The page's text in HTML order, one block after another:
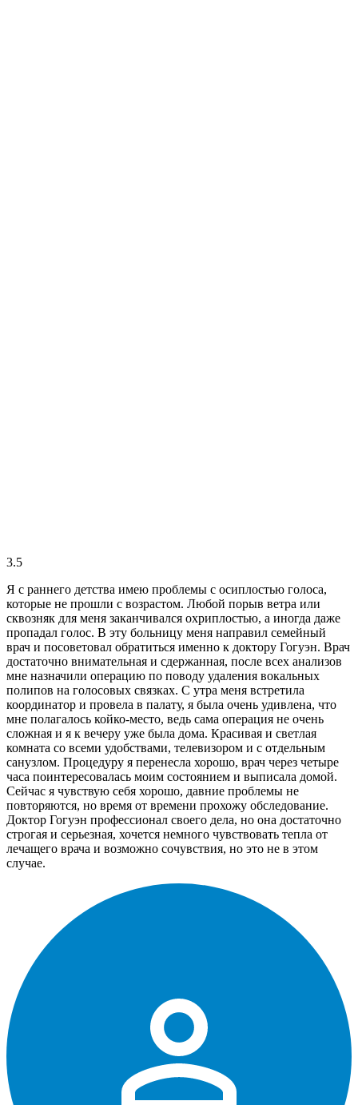
3.5
Я с раннего детства имею проблемы с осиплостью голоса,
которые не прошли с возрастом. Любой порыв ветра или
сквозняк для меня заканчивался охриплостью, а иногда даже
пропадал голос. В эту больницу меня направил семейный
врач и посоветовал обратиться именно к доктору Гогуэн. Врач
достаточно внимательная и сдержанная, после всех анализов
мне назначили операцию по поводу удаления вокальных
полипов на голосовых связках. С утра меня встретила
координатор и провела в палату, я была очень удивлена, что
мне полагалось койко-место, ведь сама операция не очень
сложная и я к вечеру уже была дома. Красивая и светлая
комната со всеми удобствами, телевизором и с отдельным
санузлом. Процедуру я перенесла хорошо, врач через четыре
часа поинтересовалась моим состоянием и выписала домой.
Сейчас я чувствую себя хорошо, давние проблемы не
повторяются, но время от времени прохожу обследование.
Доктор Гогуэн профессионал своего дела, но она достаточно
строгая и серьезная, хочется немного чувствовать тепла от
лечащего врача и возможно сочувствия, но это не в этом
случае.